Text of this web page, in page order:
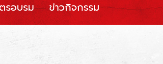
รอบรม ข่าวกิจกรรม